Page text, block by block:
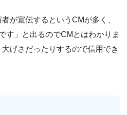
が宣伝するというCMが多く、
す」と出るのでCMとはわかりま
げさだったりするので信用でき